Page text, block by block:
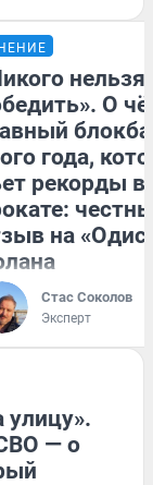
нельзя
О
года,
рекорды в
на
Стас Соколов
Эксперт
улицу».
— о